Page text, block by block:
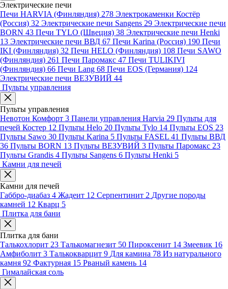
Электрические печи
Печи HARVIA (Финляндия) 278 Электрокаменки Костёр
(Россия) 32 Электрические печи Sangens 29 Электрические печи
BORN 43 Печи TYLO (Швеция) 38 Электрические печи Henki
13 Электрические печи ВВД 67 Печи Karina (Россия) 190 Печи
IKI (Финляндия) 32 Печи HELO (Финляндия) 108 Печи SAWO
(Финляндия) 261 Печи Паромакс 47 Печи TULIKIVI
(Финляндия) 66 Печи Lang 68 Печи EOS (Германия) 124
Электрические печи ВЕЗУВИЙ 44
Пульты управления
Пульты управления
Невотон Комфорт 3 Панели управления Harvia 29 Пульты для
печей Костер 12 Пульты Helo 20 Пульты Tylo 14 Пульты EOS 23
Пульты Sawo 30 Пульты Karina 5 Пульты FASEL 41 Пульты ВВД
36 Пульты BORN 13 Пульты ВЕЗУВИЙ 3 Пульты Паромакс 23
Пульты Grandis 4 Пульты Sangens 6 Пульты Henki 5
Камни для печей
Камни для печей
Габбро-диабаз 4 Жадеит 12 Серпентинит 2 Другие породы
камней 12 Кварц 5
Плитка для бани
Плитка для бани
Талькохлорит 23 Талькомагнезит 50 Пироксенит 14 Змеевик 16
Амфиболит 3 Талькокварцит 9 Для камина 78 Из натурального
камня 92 Фактурная 15 Рваный камень 14
Гималайская соль